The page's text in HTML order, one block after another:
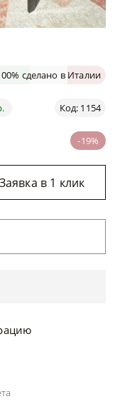
сделано в Италии
Код: 1154
-19%
Заявка в 1 клик